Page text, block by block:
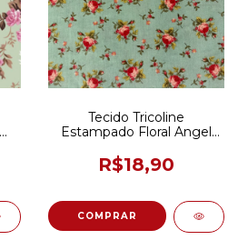
Tecido Tricoline
Estampado Floral Angel
50CM x 150CM
R$18,90